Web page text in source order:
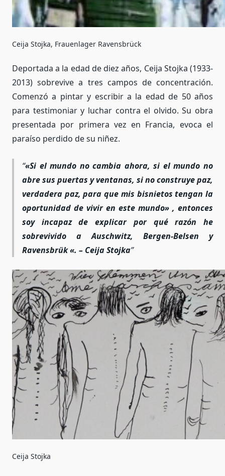
Ceija Stojka, Frauenlager Ravensbrück
Deportada a la edad de diez años, Ceija Stojka (1933-
2013) sobrevive a tres campos de concentración.
Comenzó a pintar y escribir a la edad de 50 años
para testimoniar y luchar contra el olvido. Su obra
presentada por primera vez en Francia, evoca el
paraíso perdido de su niñez.
«Si el mundo no cambia ahora, si el mundo no
abre sus puertas y ventanas, si no construye paz,
verdadera paz, para que mis bisnietos tengan la
oportunidad de vivir en este mundo» , entonces
soy incapaz de explicar por qué razón he
sobrevivido a Auschwitz, Bergen-Belsen y
Ravensbrük «. – Ceija Stojka
Ceija Stojka